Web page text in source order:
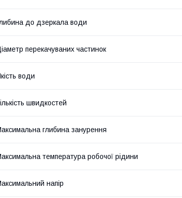
до дзеркала води
перекачуваних частинок
води
швидкостей
глибина занурення
температура робочої рідини
напір